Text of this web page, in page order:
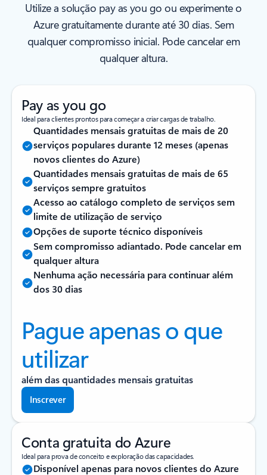
Utilize a solução pay as you go ou experimente o
Azure gratuitamente durante até 30 dias. Sem
qualquer compromisso inicial. Pode cancelar em
qualquer altura.
Pay as you go
Ideal para clientes prontos para começar a criar cargas de trabalho.
Quantidades mensais gratuitas de mais de 20
serviços populares durante 12 meses (apenas
novos clientes do Azure)
Quantidades mensais gratuitas de mais de 65
serviços sempre gratuitos
Acesso ao catálogo completo de serviços sem
limite de utilização de serviço
Opções de suporte técnico disponíveis
Sem compromisso adiantado. Pode cancelar em
qualquer altura
Nenhuma ação necessária para continuar além
dos 30 dias
Pague apenas o que
utilizar
além das quantidades mensais gratuitas
Inscrever
Conta gratuita do Azure
Ideal para prova de conceito e exploração das capacidades.
Disponível apenas para novos clientes do Azure